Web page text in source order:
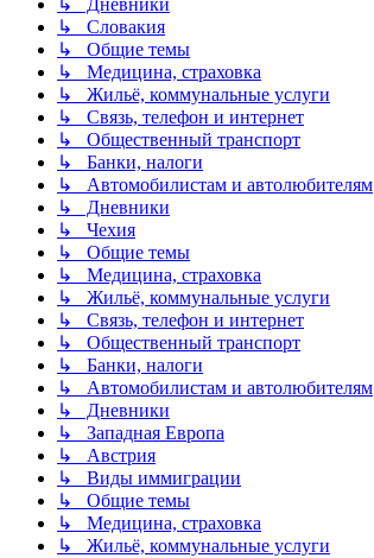
↳ Словакия
↳ Общие темы
↳ Медицина, страховка
↳ Жильё, коммунальные услуги
↳ Связь, телефон и интернет
↳ Общественный транспорт
↳ Банки, налоги
↳ Автомобилистам и автолюбителям
↳ Дневники
↳ Чехия
↳ Общие темы
↳ Медицина, страховка
↳ Жильё, коммунальные услуги
↳ Связь, телефон и интернет
↳ Общественный транспорт
↳ Банки, налоги
↳ Автомобилистам и автолюбителям
↳ Дневники
↳ Западная Европа
↳ Австрия
↳ Виды иммиграции
↳ Общие темы
↳ Медицина, страховка
↳ Жильё, коммунальные услуги